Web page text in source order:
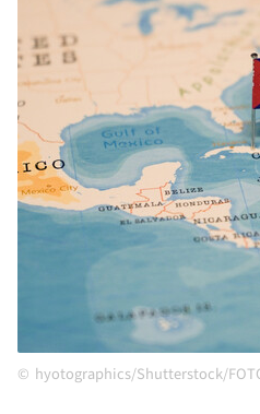
hyotographics/Shutterstock/